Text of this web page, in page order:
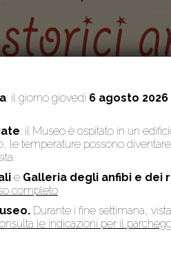
: il giorno giovedì 6 agosto 2026
: il Museo è ospitato in un
le temperature possono
e Galleria degli anfibi e dei
completo
Durante i fine settimana,
le indicazioni per il